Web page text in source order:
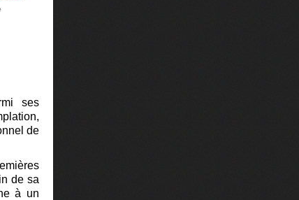
ses
de
de sa
à un